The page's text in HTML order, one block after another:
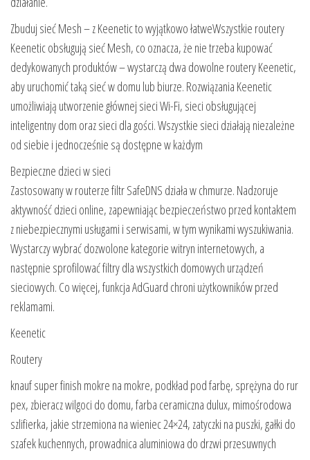
Zbuduj sieć Mesh – z Keenetic to wyjątkowo łatweWszystkie routery
Keenetic obsługują sieć Mesh, co oznacza, że nie trzeba kupować
dedykowanych produktów – wystarczą dwa dowolne routery Keenetic,
aby uruchomić taką sieć w domu lub biurze. Rozwiązania Keenetic
umożliwiają utworzenie głównej sieci Wi-Fi, sieci obsługującej
inteligentny dom oraz sieci dla gości. Wszystkie sieci działają niezależne
od siebie i jednocześnie są dostępne w każdym
Bezpieczne dzieci w sieci
Zastosowany w routerze filtr SafeDNS działa w chmurze. Nadzoruje
aktywność dzieci online, zapewniając bezpieczeństwo przed kontaktem
z niebezpiecznymi usługami i serwisami, w tym wynikami wyszukiwania.
Wystarczy wybrać dozwolone kategorie witryn internetowych, a
następnie sprofilować filtry dla wszystkich domowych urządzeń
sieciowych. Co więcej, funkcja AdGuard chroni użytkowników przed
reklamami.
Keenetic
Routery
knauf super finish mokre na mokre, podkład pod farbę, sprężyna do rur
pex, zbieracz wilgoci do domu, farba ceramiczna dulux, mimośrodowa
szlifierka, jakie strzemiona na wieniec 24×24, zatyczki na puszki, gałki do
szafek kuchennych, prowadnica aluminiowa do drzwi przesuwnych